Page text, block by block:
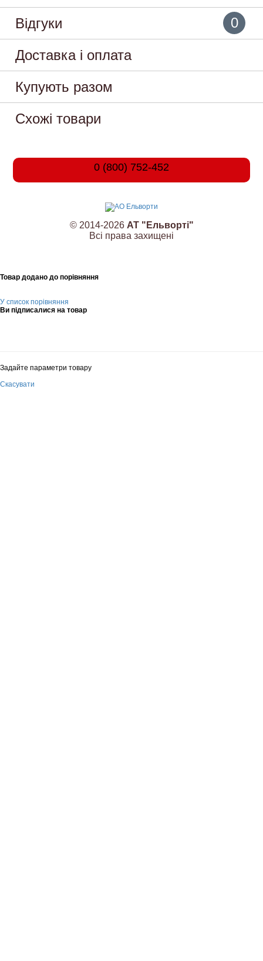
Відгуки
0
Доставка і оплата
Купують разом
Схожі товари
0 (800) 752-452
© 2014-2026 АТ "Ельворті"
Всі права захищені
Товар додано до порівняння
У список порівняння
Ви підписалися на товар
Задайте параметри товару
Скасувати